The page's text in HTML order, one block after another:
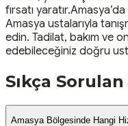
fırsatı
Amasya ustalarıyla
edin. Tadilat, bakım ve
edebileceğiniz doğru
Sıkça
Amasya Bölgesinde Hangi